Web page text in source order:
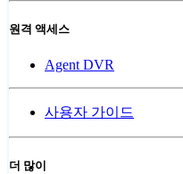
원격 액세스
Agent DVR
사용자 가이드
더 많이